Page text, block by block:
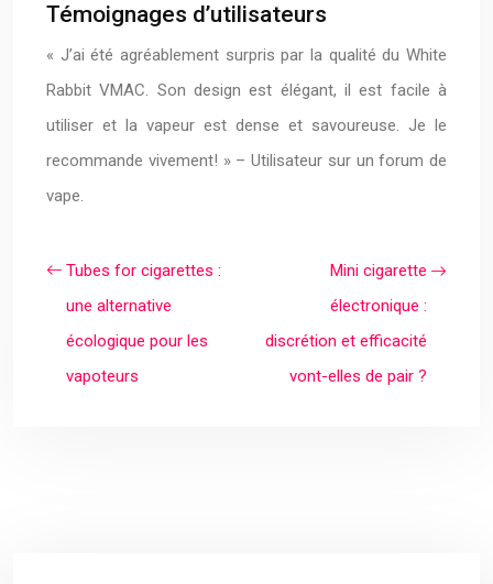
Témoignages d’utilisateurs
« J’ai été agréablement surpris par la qualité du White
Rabbit VMAC. Son design est élégant, il est facile à
utiliser et la vapeur est dense et savoureuse. Je le
recommande vivement! » – Utilisateur sur un forum de
vape.
Tubes for cigarettes :
une alternative
écologique pour les
vapoteurs
Mini cigarette
électronique :
discrétion et efficacité
vont-elles de pair ?